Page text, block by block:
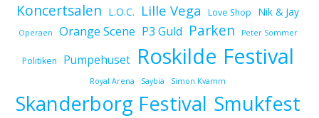
Koncertsalen L.O.C. Lille Vega Love Shop Nik & Jay
Operaen Orange Scene P3 Guld Parken Peter Sommer
Politiken Pumpehuset Roskilde Festival
Royal Arena Saybia Simon Kvamm
Skanderborg Festival Smukfest